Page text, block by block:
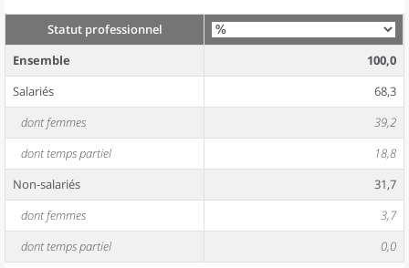
Statut professionnel
Ensemble
100,0
Salariés
68,3
dont femmes
39,2
dont temps partiel
18,8
Non-salariés
31,7
dont femmes
3,7
dont temps partiel
0,0